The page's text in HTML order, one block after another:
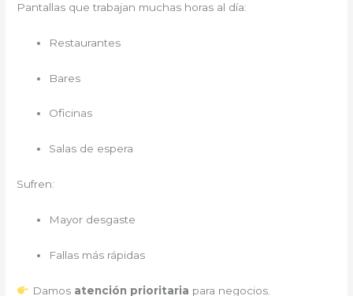
Pantallas que trabajan muchas horas al día:
Restaurantes
Bares
Oficinas
Salas de espera
Sufren:
Mayor desgaste
Fallas más rápidas
Damos atención prioritaria para negocios.